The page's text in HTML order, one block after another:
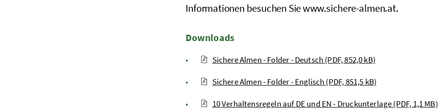
Informationen besuchen Sie www.sichere-almen.at.
Downloads
Sichere Almen - Folder - Deutsch (PDF, 852,0 kB)
Sichere Almen - Folder - Englisch (PDF, 851,5 kB)
10 Verhaltensregeln auf DE und EN - Druckunterlage (PDF, 1,1 MB)